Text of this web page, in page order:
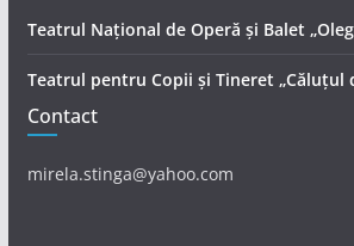
Teatrul Național de Operă și Balet
Teatrul pentru Copii și Tineret „Căluțul
Contact
mirela.stinga@yahoo.com